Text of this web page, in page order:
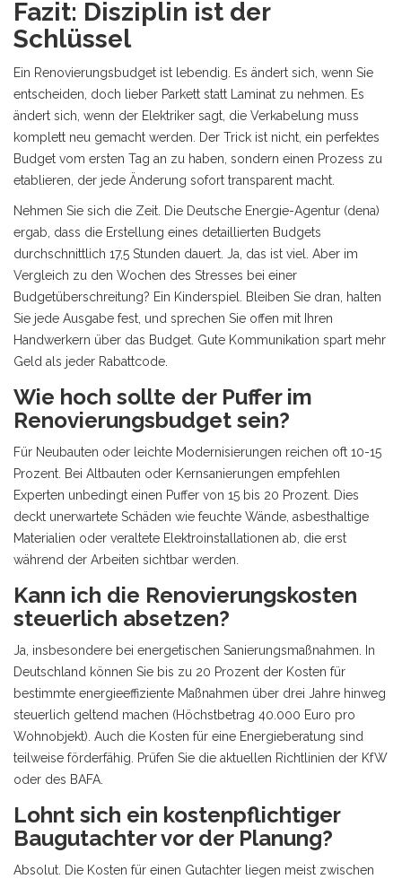
Fazit: Disziplin ist der
Schlüssel
Ein Renovierungsbudget ist lebendig. Es ändert sich, wenn Sie
entscheiden, doch lieber Parkett statt Laminat zu nehmen. Es
ändert sich, wenn der Elektriker sagt, die Verkabelung muss
komplett neu gemacht werden. Der Trick ist nicht, ein perfektes
Budget vom ersten Tag an zu haben, sondern einen Prozess zu
etablieren, der jede Änderung sofort transparent macht.
Nehmen Sie sich die Zeit. Die Deutsche Energie-Agentur (dena)
ergab, dass die Erstellung eines detaillierten Budgets
durchschnittlich 17,5 Stunden dauert. Ja, das ist viel. Aber im
Vergleich zu den Wochen des Stresses bei einer
Budgetüberschreitung? Ein Kinderspiel. Bleiben Sie dran, halten
Sie jede Ausgabe fest, und sprechen Sie offen mit Ihren
Handwerkern über das Budget. Gute Kommunikation spart mehr
Geld als jeder Rabattcode.
Wie hoch sollte der Puffer im
Renovierungsbudget sein?
Für Neubauten oder leichte Modernisierungen reichen oft 10-15
Prozent. Bei Altbauten oder Kernsanierungen empfehlen
Experten unbedingt einen Puffer von 15 bis 20 Prozent. Dies
deckt unerwartete Schäden wie feuchte Wände, asbesthaltige
Materialien oder veraltete Elektroinstallationen ab, die erst
während der Arbeiten sichtbar werden.
Kann ich die Renovierungskosten
steuerlich absetzen?
Ja, insbesondere bei energetischen Sanierungsmaßnahmen. In
Deutschland können Sie bis zu 20 Prozent der Kosten für
bestimmte energieeffiziente Maßnahmen über drei Jahre hinweg
steuerlich geltend machen (Höchstbetrag 40.000 Euro pro
Wohnobjekt). Auch die Kosten für eine Energieberatung sind
teilweise förderfähig. Prüfen Sie die aktuellen Richtlinien der KfW
oder des BAFA.
Lohnt sich ein kostenpflichtiger
Baugutachter vor der Planung?
Absolut. Die Kosten für einen Gutachter liegen meist zwischen